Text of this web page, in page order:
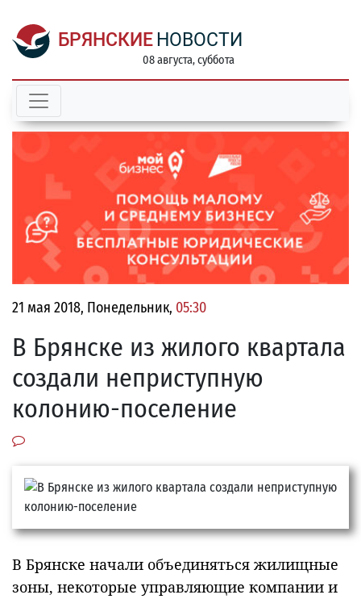
БРЯНСКИЕ НОВОСТИ
08 августа, суббота
21 мая 2018, Понедельник, 05:30
В Брянске из жилого квартала
создали неприступную
колонию-поселение
В Брянске начали объединяться жилищные
зоны, некоторые управляющие компании и